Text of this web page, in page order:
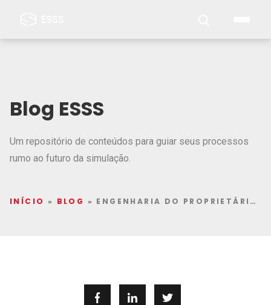
Blog ESSS
Um repositório de conteúdos para guiar seus processos
rumo ao futuro da simulação.
INÍCIO » BLOG » ENGENHARIA DO PROPRIETÁRIO: CONCEITO, APLICAÇÕES E RESPONSABILIDADES